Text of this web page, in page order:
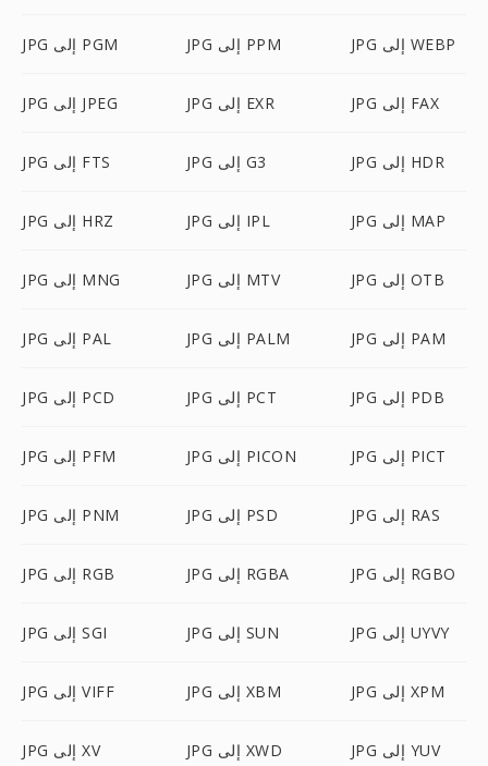
JPG إلى PGM JPG إلى PPM JPG إلى WEBP
JPG إلى JPEG JPG إلى EXR JPG إلى FAX
JPG إلى FTS JPG إلى G3 JPG إلى HDR
JPG إلى HRZ JPG إلى IPL JPG إلى MAP
JPG إلى MNG JPG إلى MTV JPG إلى OTB
JPG إلى PAL JPG إلى PALM JPG إلى PAM
JPG إلى PCD JPG إلى PCT JPG إلى PDB
JPG إلى PFM JPG إلى PICON JPG إلى PICT
JPG إلى PNM JPG إلى PSD JPG إلى RAS
JPG إلى RGB JPG إلى RGBA JPG إلى RGBO
JPG إلى SGI JPG إلى SUN JPG إلى UYVY
JPG إلى VIFF JPG إلى XBM JPG إلى XPM
JPG إلى XV JPG إلى XWD JPG إلى YUV